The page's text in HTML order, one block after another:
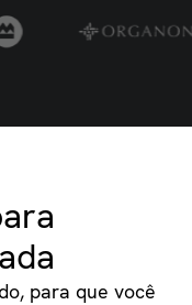
para que você